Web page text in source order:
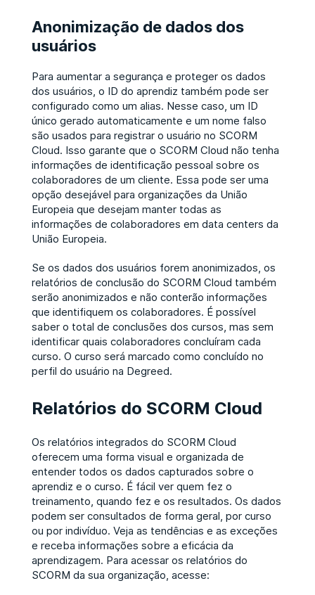
Anonimização de dados dos
usuários
Para aumentar a segurança e proteger os dados
dos usuários, o ID do aprendiz também pode ser
configurado como um alias. Nesse caso, um ID
único gerado automaticamente e um nome falso
são usados para registrar o usuário no SCORM
Cloud. Isso garante que o SCORM Cloud não tenha
informações de identificação pessoal sobre os
colaboradores de um cliente. Essa pode ser uma
opção desejável para organizações da União
Europeia que desejam manter todas as
informações de colaboradores em data centers da
União Europeia.
Se os dados dos usuários forem anonimizados, os
relatórios de conclusão do SCORM Cloud também
serão anonimizados e não conterão informações
que identifiquem os colaboradores. É possível
saber o total de conclusões dos cursos, mas sem
identificar quais colaboradores concluíram cada
curso. O curso será marcado como concluído no
perfil do usuário na Degreed.
Relatórios do SCORM Cloud
Os relatórios integrados do SCORM Cloud
oferecem uma forma visual e organizada de
entender todos os dados capturados sobre o
aprendiz e o curso. É fácil ver quem fez o
treinamento, quando fez e os resultados. Os dados
podem ser consultados de forma geral, por curso
ou por indivíduo. Veja as tendências e as exceções
e receba informações sobre a eficácia da
aprendizagem. Para acessar os relatórios do
SCORM da sua organização, acesse: